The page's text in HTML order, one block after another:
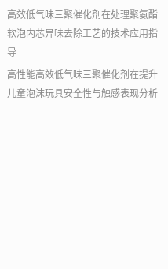
高效低气味三聚催化剂在处理聚氨酯
软泡内芯异味去除工艺的技术应用指
导
高性能高效低气味三聚催化剂在提升
儿童泡沫玩具安全性与触感表现分析